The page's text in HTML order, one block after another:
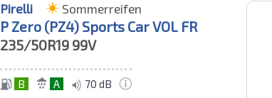
Pirelli Sommerreifen
P Zero (PZ4) Sports Car VOL FR
235/50R19 99V
B A 70 dB